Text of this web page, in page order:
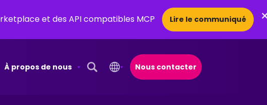
et des API compatibles MCP Lire le communiqué
À propos de nous
Open Search Popup
Nous contacter